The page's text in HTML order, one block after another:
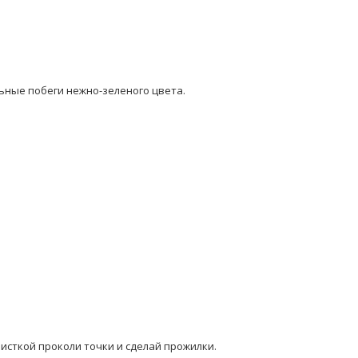
побеги нежно-зеленого цвета.
проколи точки и сделай прожилки.